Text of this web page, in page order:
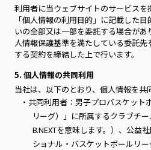
利用者に当ウェブサイトのサービスを
「個人情報の利用目的」に記載した
いの全部又は一部を委託する場合が
人情報保護基準を満たしている委託
する契約を締結した上で行います。
5. 個人情報の共同利用
当社は、以下のとおり、個人情報を共
・共同利用者：男子プロバスケット
リーグ）」に所属するクラブチー
B.NEXTを意味します。）、公益
ショナル・バスケットボールリ